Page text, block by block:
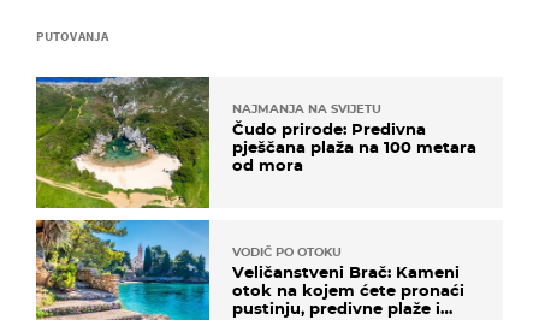
PUTOVANJA
NAJMANJA NA SVIJETU
Čudo prirode: Predivna
pješčana plaža na 100 metara
od mora
VODIČ PO OTOKU
Veličanstveni Brač: Kameni
otok na kojem ćete pronaći
pustinju, predivne plaže i